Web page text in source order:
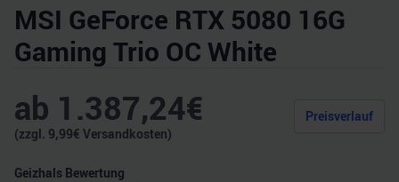
MSI GeForce RTX 5080 16G
Gaming Trio OC White
ab 1.387,24€
(zzgl. 9,99€ Versandkosten)
Preisverlauf
Geizhals Bewertung